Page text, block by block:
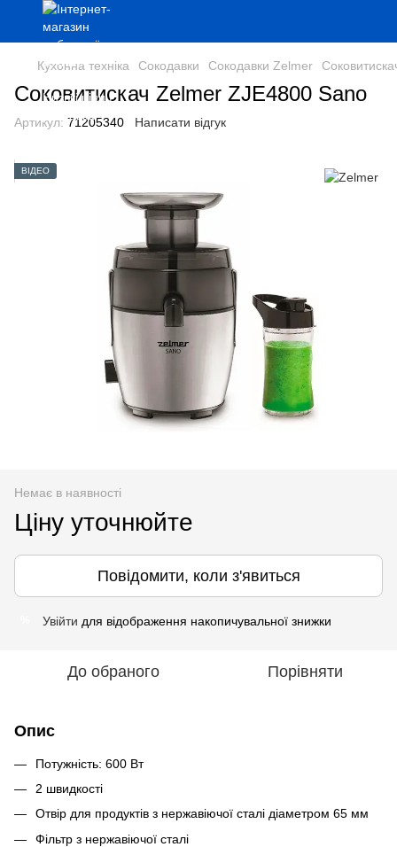
Кухонна техніка Сокодавки Сокодавки Zelmer
Соковитискач Zelmer ZJE4800 Sano
Артикул: 71205340 Написати відгук
ВІДЕО
Немає в наявності
Ціну уточнюйте
Повідомити, коли з'явиться
Увійти для відображення накопичувальної знижки
До обраного Порівняти
Опис
Потужність: 600 Вт
2 швидкості
Отвір для продуктів з нержавіючої сталі діаметром 65 мм
Фільтр з нержавіючої сталі